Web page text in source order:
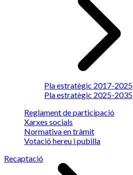
Pla estratègic 2017-2025
Pla estratègic 2025-2035
Reglament de participació
Xarxes socials
Normativa en tràmit
Votació hereu i pubilla
Recaptació